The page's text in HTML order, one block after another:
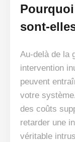
sont-
Au-delà de la
intervention
peuvent
votre
des coûts
retarder une
véritable